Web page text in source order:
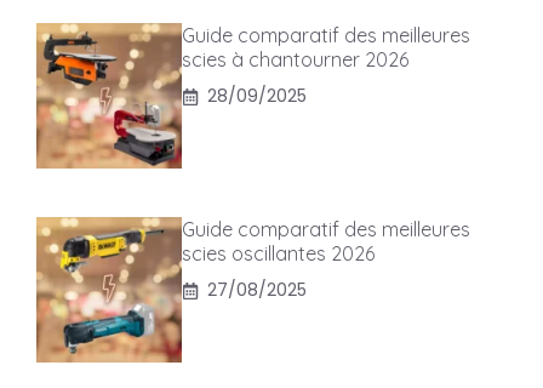
Guide comparatif des meilleures
scies à chantourner 2026
28/09/2025
Guide comparatif des meilleures
scies oscillantes 2026
27/08/2025